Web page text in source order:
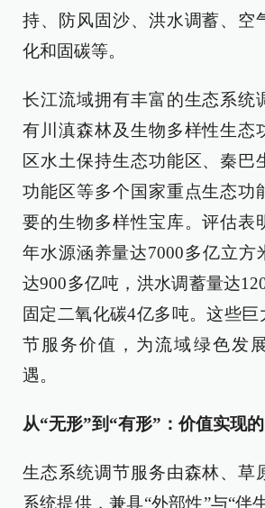
持、防风固沙、洪水调蓄、空
化和固碳等。
长江流域拥有丰富的生态系统
有川滇森林及生物多样性生态
区水土保持生态功能区、秦巴
功能区等多个国家重点生态功
要的生物多样性宝库。评估表
年水源涵养量达7000多亿立方
达900多亿吨，洪水调蓄量达
固定二氧化碳4亿多吨。这些巨
节服务价值，为流域绿色发
遇。
从“无形”到“有形”：价值实现
生态系统调节服务由森林、草
系统提供，兼具“外部性”与“伴